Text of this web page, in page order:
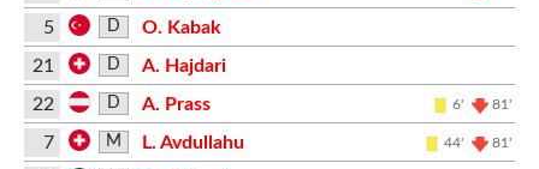
5 D
O. Kabak
21
D
A. Hajdari
22
D A. Prass 6' 81'
7 M L. Avdullahu 44' 81'